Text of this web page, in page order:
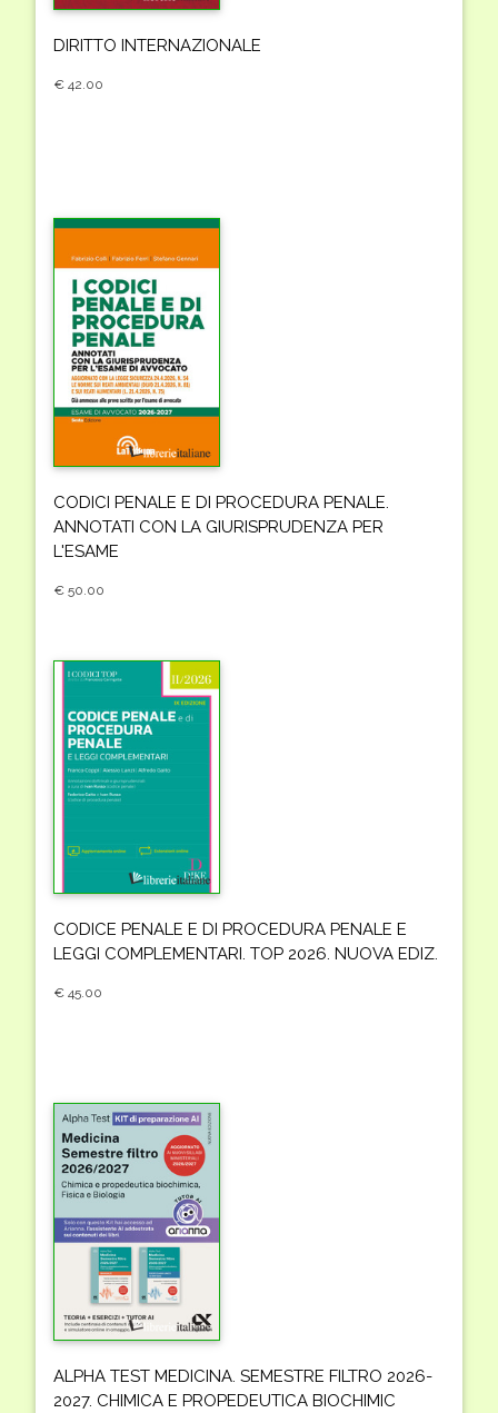
DIRITTO INTERNAZIONALE
€ 42.00
CODICI PENALE E DI PROCEDURA PENALE.
ANNOTATI CON LA GIURISPRUDENZA PER
L'ESAME
€ 50.00
CODICE PENALE E DI PROCEDURA PENALE E
LEGGI COMPLEMENTARI. TOP 2026. NUOVA EDIZ.
€ 45.00
ALPHA TEST MEDICINA. SEMESTRE FILTRO 2026-
2027. CHIMICA E PROPEDEUTICA BIOCHIMIC